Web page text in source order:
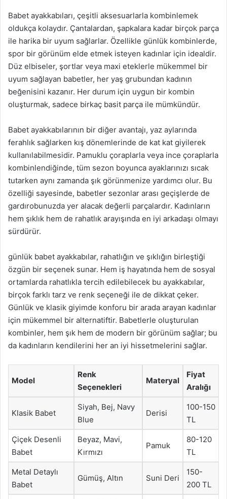
Babet ayakkabıları, çeşitli aksesuarlarla kombinlemek
oldukça kolaydır. Çantalardan, şapkalara kadar birçok parça
ile harika bir uyum sağlarlar. Özellikle günlük kombinlerde,
spor bir görünüm elde etmek isteyen kadınlar için idealdir.
Düz elbiseler, şortlar veya maxi eteklerle mükemmel bir
uyum sağlayan babetler, her yaş grubundan kadının
beğenisini kazanır. Her durum için uygun bir kombin
oluşturmak, sadece birkaç basit parça ile mümkündür.
Babet ayakkabılarının bir diğer avantajı, yaz aylarında
ferahlık sağlarken kış dönemlerinde de kat kat giyilerek
kullanılabilmesidir. Pamuklu çoraplarla veya ince çoraplarla
kombinlendiğinde, tüm sezon boyunca ayaklarınızı sıcak
tutarken aynı zamanda şık görünmenize yardımcı olur. Bu
özelliği sayesinde, babetler sezonlar arası geçişlerde de
gardırobunuzda yer alacak değerli parçalardır. Kadınların
hem şıklık hem de rahatlık arayışında en iyi arkadaşı olmayı
sürdürür.
günlük babet ayakkabılar, rahatlığın ve şıklığın birleştiği
özgün bir seçenek sunar. Hem iş hayatında hem de sosyal
ortamlarda rahatlıkla tercih edilebilecek bu ayakkabılar,
birçok farklı tarz ve renk seçeneği ile de dikkat çeker.
Günlük ve klasik giyimde konforu bir arada arayan kadınlar
için mükemmel bir alternatiftir. Babetlerle oluşturulan
kombinler, hem şık hem de modern bir görünüm sağlar; bu
da kadınların kendilerini her an iyi hissetmelerini sağlar.
Model
Renk
Seçenekleri
Materyal
Fiyat
Aralığı
Klasik Babet
Siyah, Bej, Navy
Blue
Derisi
100-150
TL
Çiçek Desenli
Babet
Beyaz, Mavi,
Kırmızı
Pamuk
80-120
TL
Metal Detaylı
Babet
Gümüş, Altın Suni Deri
150-
200 TL